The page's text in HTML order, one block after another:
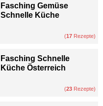
Fasching Gemüse
Schnelle Küche
(17 Rezepte)
Fasching Schnelle
Küche Österreich
(23 Rezepte)